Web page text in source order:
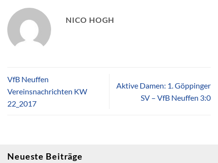
NICO HOGH
VfB Neuffen
Vereinsnachrichten KW
22_2017
Aktive Damen: 1. Göppinger
SV – VfB Neuffen 3:0
Neueste Beiträge